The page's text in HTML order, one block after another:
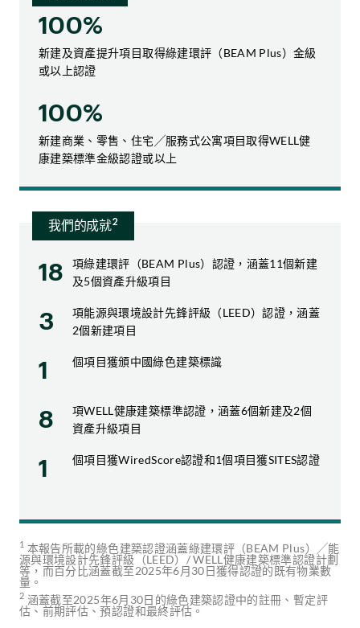
100%
新建及資產提升項目取得綠建環評（BEAM Plus）金級
或以上認證
100%
新建商業、零售、住宅╱服務式公寓項目取得WELL健
康建築標準金級認證或以上
我們的成就2
18
項綠建環評（BEAM Plus）認證，涵蓋11個新建
及5個資產升級項目
3
項能源與環境設計先鋒評級（LEED）認證，涵蓋
2個新建項目
1 個項目獲頒中國綠色建築標識
8
項WELL健康建築標準認證，涵蓋6個新建及2個
資產升級項目
1 個項目獲WiredScore認證和1個項目獲SITES認證
1 本報告所載的綠色建築認證涵蓋綠建環評（BEAM Plus）╱能
源與環境設計先鋒評級（LEED）/ WELL健康建築標準認證計劃
等，而百分比涵蓋截至2025年6月30日獲得認證的既有物業數
量。
2 涵蓋截至2025年6月30日的綠色建築認證中的註冊、暫定評
估、前期評估、預認證和最終評估。